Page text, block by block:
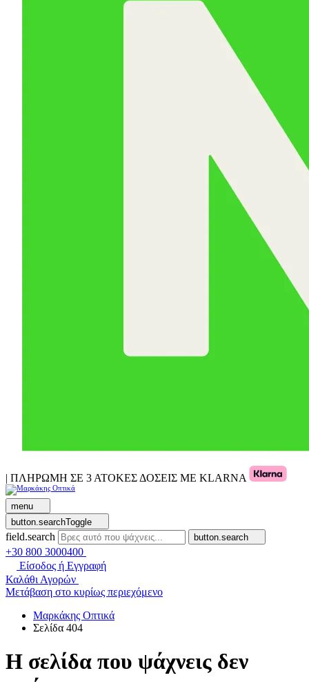
| ΠΛΗΡΩΜΗ ΣΕ 3 ΑΤΟΚΕΣ ΔΟΣΕΙΣ ΜΕ KLARNA
menu
button.searchToggle
field.search button.search
+30 800 3000400
Είσοδος ή Εγγραφή
Καλάθι Αγορών
Μετάβαση στο κυρίως περιεχόμενο
Μαρκάκης Οπτικά
Σελίδα 404
Η σελίδα που ψάχνεις δεν